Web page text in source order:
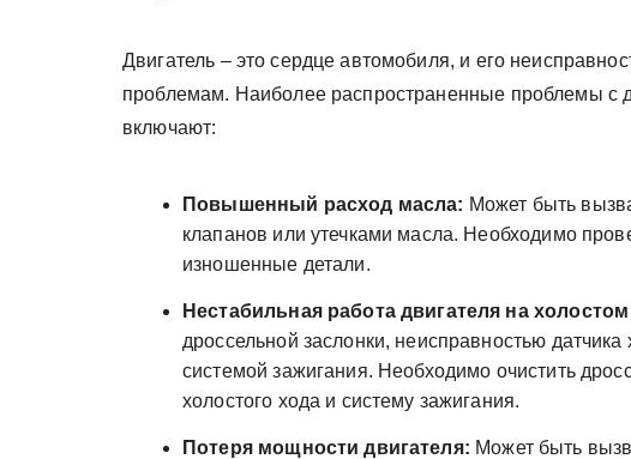
Двигатель – это сердце автомобиля, и его
проблемам. Наиболее распространенные проблемы с
включают:
Повышенный расход масла: Может быть
клапанов или утечками масла. Необходимо
изношенные детали.
Нестабильная работа двигателя на
дроссельной заслонки, неисправностью
системой зажигания. Необходимо очистить
холостого хода и систему зажигания.
Потеря мощности двигателя: Может быть